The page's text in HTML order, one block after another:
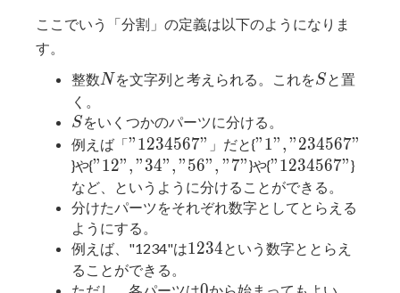
ここでいう「分割」の定義は以下のようになりま
す。
整数N
N を文字列と考えられる。これをS
Sと置
く。
S
Sをいくつかのパーツに分ける。
例えば「"1234567"
"1234567" 」だと{"1","234567"
"1","234567"
}や{"12","34","56","7"
"12","34", "56", "7"}や{"1234567"
"1234567"}
など、というように分けることができる。
分けたパーツをそれぞれ数字としてとらえる
ようにする。
例えば、"1234"は1234
1234という数字ととらえ
ることができる。